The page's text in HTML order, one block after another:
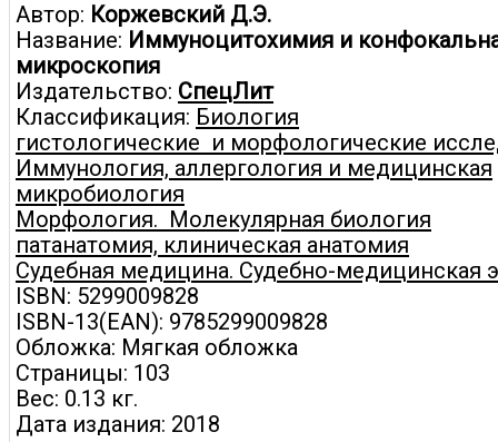
Автор: Коржевский Д.Э.
Название: Иммуноцитохимия и
микроскопия
Издательство: СпецЛит
Классификация: Биология
гистологические и морфологические
Иммунология, аллергология и медицинская
микробиология
Морфология. Молекулярная биология
патанатомия, клиническая анатомия
Судебная медицина. Судебно-медицинская
ISBN: 5299009828
ISBN-13(EAN): 9785299009828
Обложка: Мягкая обложка
Страницы: 103
Вес: 0.13 кг.
Дата издания: 2018